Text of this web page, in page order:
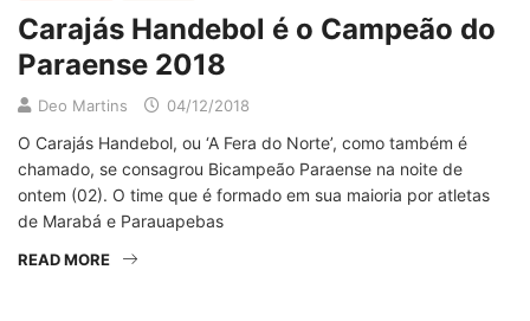
Carajás Handebol é o Campeão do
Paraense 2018
Deo Martins 04/12/2018
O Carajás Handebol, ou ‘A Fera do Norte’, como também é
chamado, se consagrou Bicampeão Paraense na noite de
ontem (02). O time que é formado em sua maioria por atletas
de Marabá e Parauapebas
READ MORE